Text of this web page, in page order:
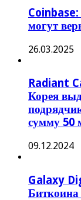
могут
26.03.2025
Radiant
Корея
сумму 50
09.12.2024
Galaxy
Биткоина